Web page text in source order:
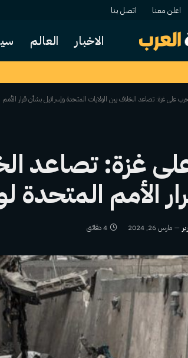
اعلن معنا اتصل بنا
الاخبار العالم
على غزة: تصاعد الخلاف بين الولايات المتحدة وإسرائيل بشأن قرار الأمم
غزة: تصاعد
الأمم المتحدة
مارس 26, 2024 4 دقائق